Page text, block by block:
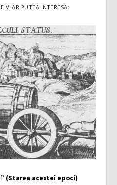
V-AR PUTEA INTERESA:
(Starea acestei epoci)